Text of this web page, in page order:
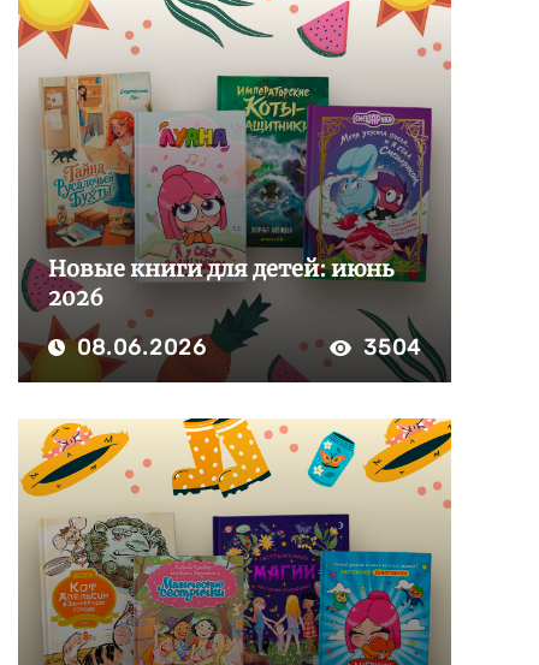
Новые книги для детей: июнь
2026
08.06.2026 3504